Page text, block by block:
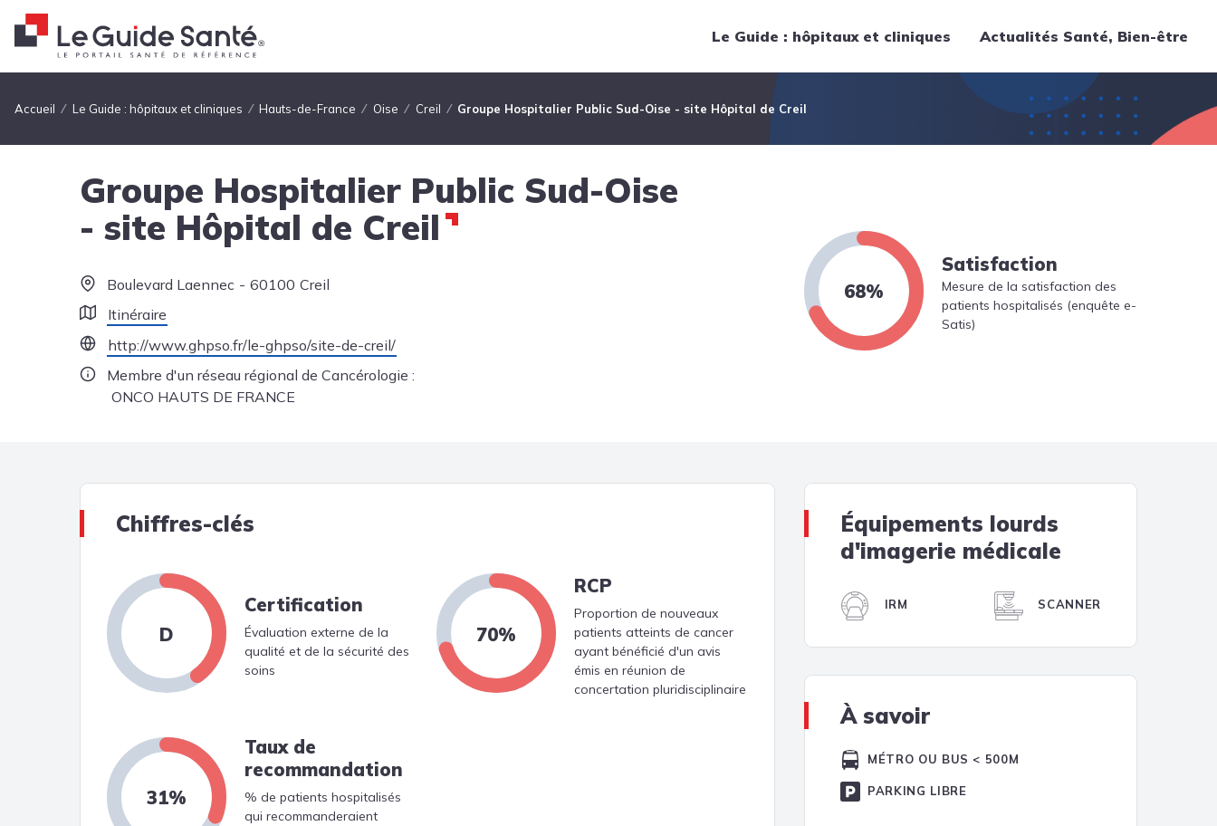
Le Guide : hôpitaux et cliniques Actualités Santé, Bien-être
Thématiques
Hôpitaux
Médecine
Médicaments
Fil d'Ariane
Accueil Le Guide : hôpitaux et cliniques Hauts-de-France Oise Creil Groupe Hospitalier Public Sud-Oise - site Hôpital de Creil
Groupe Hospitalier Public Sud-Oise
- site Hôpital de Creil
Boulevard Laennec 60100 Creil
Itinéraire
http://www.ghpso.fr/le-ghpso/site-de-creil/
Membre d'un réseau régional de Cancérologie :
ONCO HAUTS DE FRANCE
68%
Satisfaction
Mesure de la satisfaction des
patients hospitalisés (enquête e-
Satis)
Chiffres-clés
D
Certification
Évaluation externe de la
qualité et de la sécurité des
soins
70%
RCP
Proportion de nouveaux
patients atteints de cancer
ayant bénéficié d'un avis
émis en réunion de
concertation pluridisciplinaire
31%
Taux de
recommandation
% de patients hospitalisés
qui recommanderaient
Équipements lourds
d'imagerie médicale
IRM SCANNER
À savoir
MÉTRO OU BUS < 500M
PARKING LIBRE